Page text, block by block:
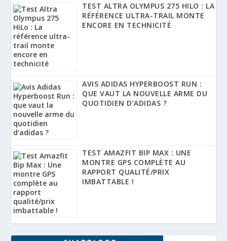
TEST ALTRA OLYMPUS 275 HILO : LA
RÉFÉRENCE ULTRA-TRAIL MONTE
ENCORE EN TECHNICITÉ
AVIS ADIDAS HYPERBOOST RUN :
QUE VAUT LA NOUVELLE ARME DU
QUOTIDIEN D’ADIDAS ?
TEST AMAZFIT BIP MAX : UNE
MONTRE GPS COMPLÈTE AU
RAPPORT QUALITÉ/PRIX
IMBATTABLE !